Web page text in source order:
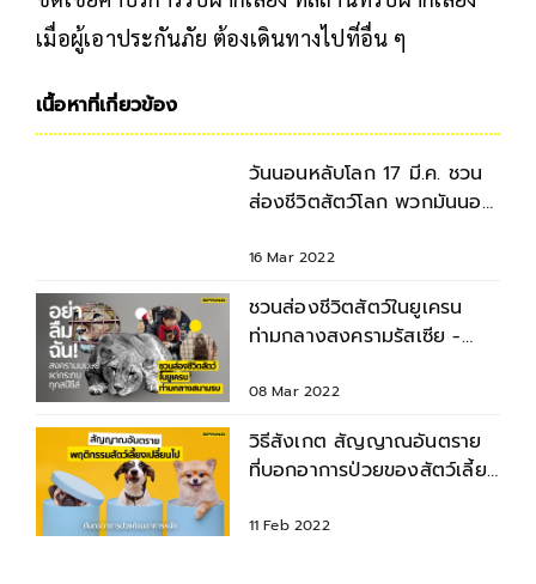
เมื่อผู้เอาประกันภัย ต้องเดินทางไปที่อื่น ๆ
เนื้อหาที่เกี่ยวข้อง
วันนอนหลับโลก 17 มี.ค. ชวน
ส่องชีวิตสัตว์โลก พวกมันนอน
16 Mar 2022
ชวนส่องชีวิตสัตว์ในยูเครน
ท่ามกลางสงครามรัสเซีย -
08 Mar 2022
วิธีสังเกต สัญญาณอันตราย
ที่บอกอาการป่วยของสัตว์เลี้ยง
11 Feb 2022